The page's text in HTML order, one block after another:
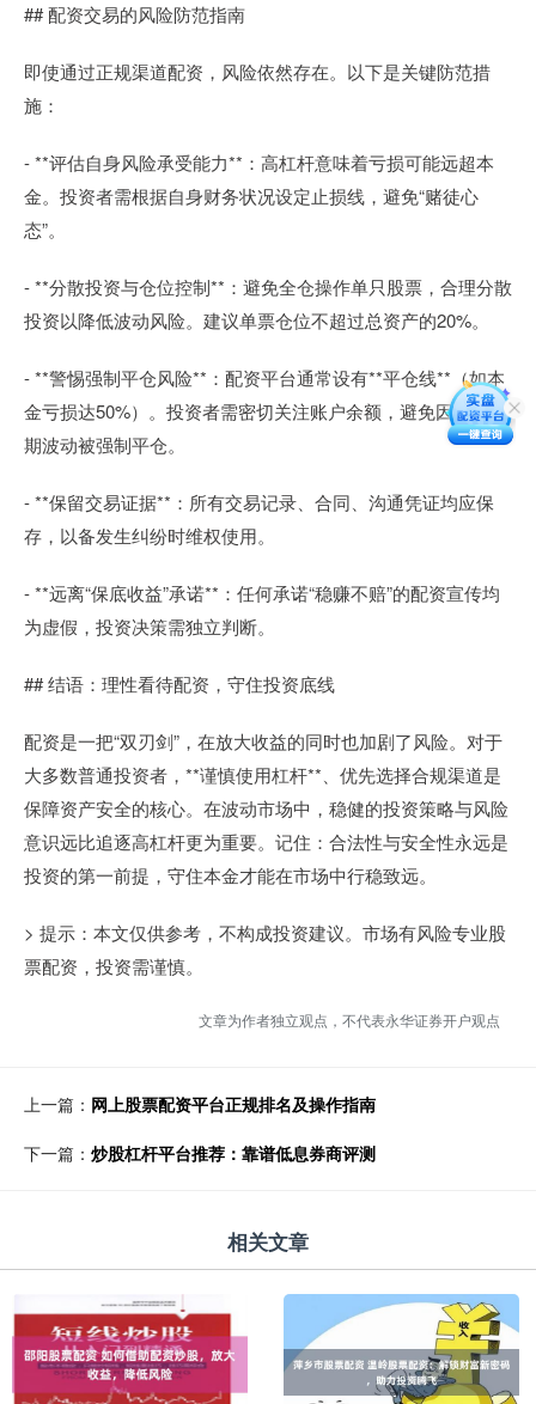
## 配资交易的风险防范指南
即使通过正规渠道配资，风险依然存在。以下是关键防范措
施：
- **评估自身风险承受能力**：高杠杆意味着亏损可能远超本
金。投资者需根据自身财务状况设定止损线，避免“赌徒心
态”。
- **分散投资与仓位控制**：避免全仓操作单只股票，合理分散
投资以降低波动风险。建议单票仓位不超过总资产的20%。
- **警惕强制平仓风险**：配资平台通常设有**平仓线**（如本
金亏损达50%）。投资者需密切关注账户余额，避免因市场短
期波动被强制平仓。
- **保留交易证据**：所有交易记录、合同、沟通凭证均应保
存，以备发生纠纷时维权使用。
- **远离“保底收益”承诺**：任何承诺“稳赚不赔”的配资宣传均
为虚假，投资决策需独立判断。
## 结语：理性看待配资，守住投资底线
配资是一把“双刃剑”，在放大收益的同时也加剧了风险。对于
大多数普通投资者，**谨慎使用杠杆**、优先选择合规渠道是
保障资产安全的核心。在波动市场中，稳健的投资策略与风险
意识远比追逐高杠杆更为重要。记住：合法性与安全性永远是
投资的第一前提，守住本金才能在市场中行稳致远。
> 提示：本文仅供参考，不构成投资建议。市场有风险专业股
票配资，投资需谨慎。
文章为作者独立观点，不代表永华证券开户观点
上一篇： 网上股票配资平台正规排名及操作指南
下一篇： 炒股杠杆平台推荐：靠谱低息券商评测
相关文章